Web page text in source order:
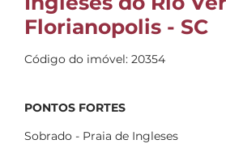
Florianopolis - SC
Código do imóvel: 20354
PONTOS FORTES
Sobrado - Praia de Ingleses